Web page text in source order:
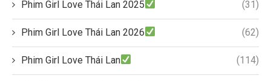
Phim Girl Love Thái Lan 2025 (31)
Phim Girl Love Thái Lan 2026 (62)
Phim Girl Love Thái Lan (114)